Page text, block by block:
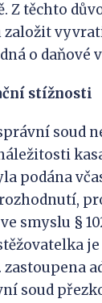
Z těchto
založit
o daňové
stížnosti
soud
podána
smyslu §
zastoupena
soud